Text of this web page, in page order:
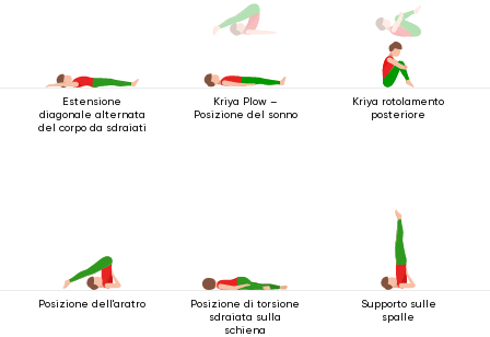
Estensione
diagonale alternata
del corpo da sdraiati
Kriya Plow –
Posizione del sonno
Kriya rotolamento
posteriore
Posizione dell'aratro
Posizione di torsione
sdraiata sulla
schiena
Supporto sulle
spalle